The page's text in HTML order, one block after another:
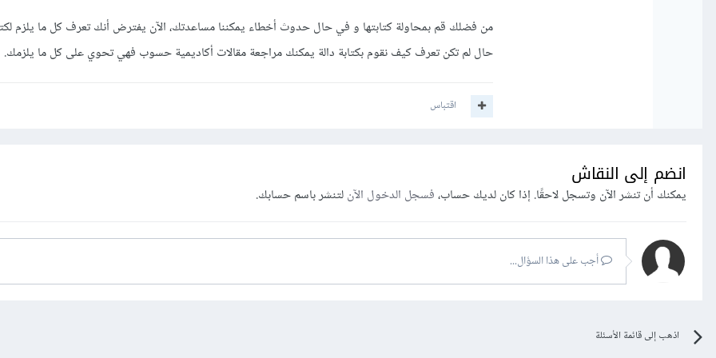
من فضلك قم بمحاولة كتابتها و في حال حدوث أخطاء يمكننا مساعدتك، الآن يفترض أنك تعرف كل ما يلزم
حال لم تكن تعرف كيف نقوم بكتابة دالة يمكنك مراجعة مقالات أكاديمية حسوب فهي تحوي على كل ما يلزمك.
اقتباس
انضم إلى النقاش
يمكنك أن تنشر الآن وتسجل لاحقًا. إذا كان لديك حساب،فسجل الدخول الآنلتنشر باسم حسابك.
أجب على هذا السؤال...
اذهب إلى قائمة الأسئلة